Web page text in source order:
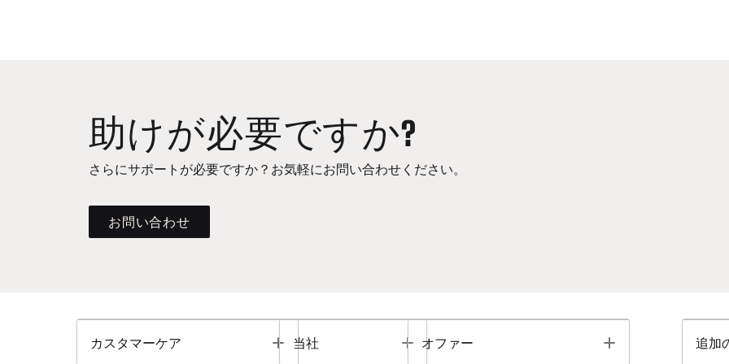
助けが必要ですか?
さらにサポートが必要ですか？お気軽にお問い合わせください。
お問い合わせ
カスタマーケア Toggle
当社 Toggle
オファー Toggle 追加